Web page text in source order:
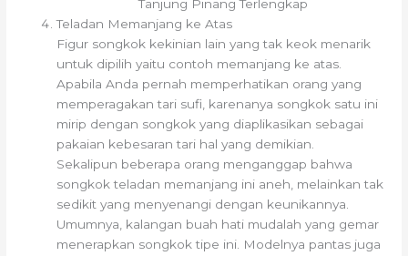
Teladan Memanjang ke Atas
Figur songkok kekinian lain yang tak keok menarik
untuk dipilih yaitu contoh memanjang ke atas.
Apabila Anda pernah memperhatikan orang yang
memperagakan tari sufi, karenanya songkok satu ini
mirip dengan songkok yang diaplikasikan sebagai
pakaian kebesaran tari hal yang demikian.
Sekalipun beberapa orang menganggap bahwa
songkok teladan memanjang ini aneh, melainkan tak
sedikit yang menyenangi dengan keunikannya.
Umumnya, kalangan buah hati mudalah yang gemar
menerapkan songkok tipe ini. Modelnya pantas juga